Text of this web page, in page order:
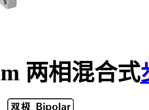
两相混合式